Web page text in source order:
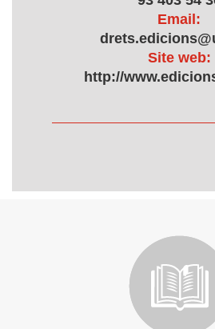
Email:
Site web:
http://